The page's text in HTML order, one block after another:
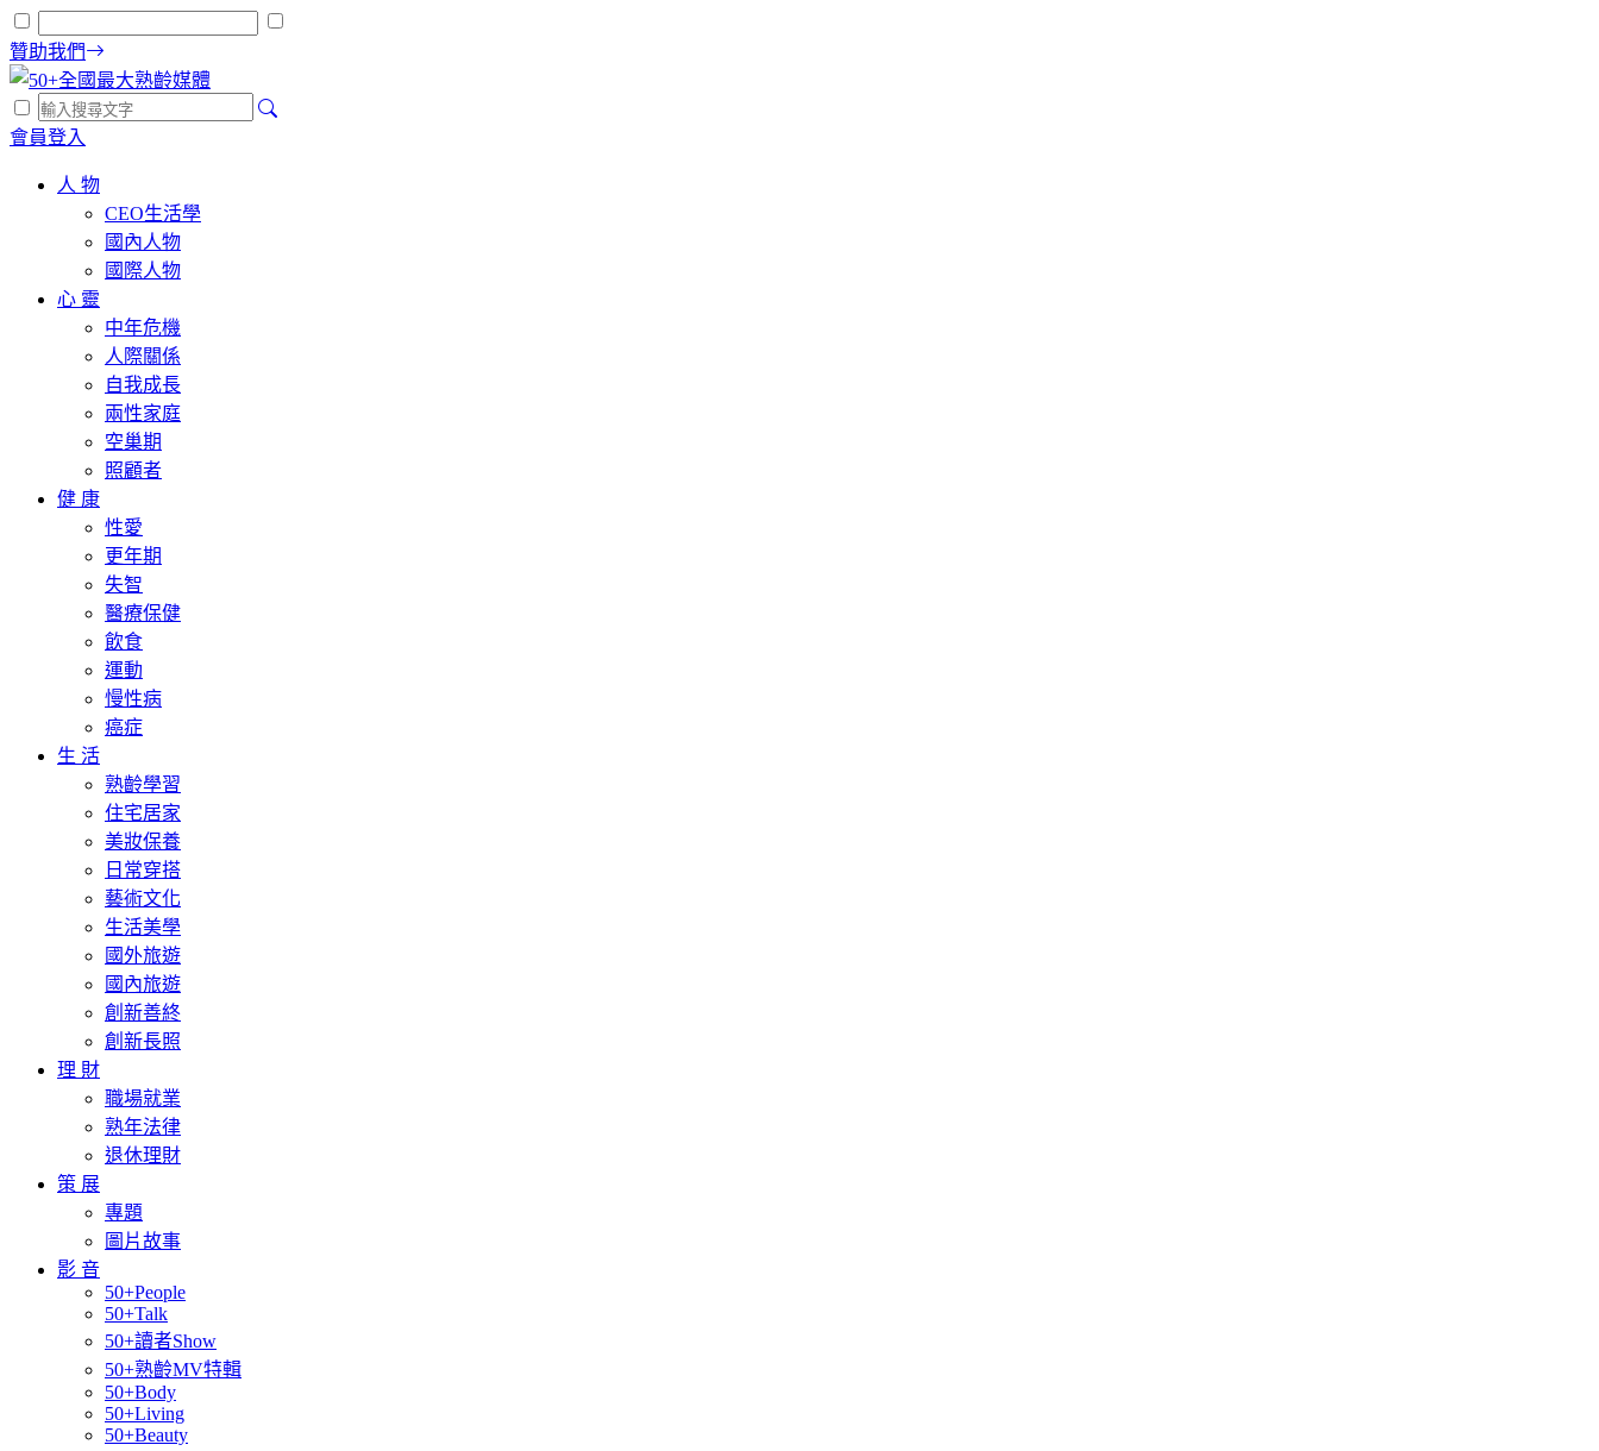
贊助我們
會員登入
人 物
CEO生活學
國內人物
國際人物
心 靈
中年危機
人際關係
自我成長
兩性家庭
空巢期
照顧者
健 康
性愛
更年期
失智
醫療保健
飲食
運動
慢性病
癌症
生 活
熟齡學習
住宅居家
美妝保養
日常穿搭
藝術文化
生活美學
國外旅遊
國內旅遊
創新善終
創新長照
理 財
職場就業
熟年法律
退休理財
策 展
專題
圖片故事
影 音
50+People
50+Talk
50+讀者Show
50+熟齡MV特輯
50+Body
50+Living
50+Beauty